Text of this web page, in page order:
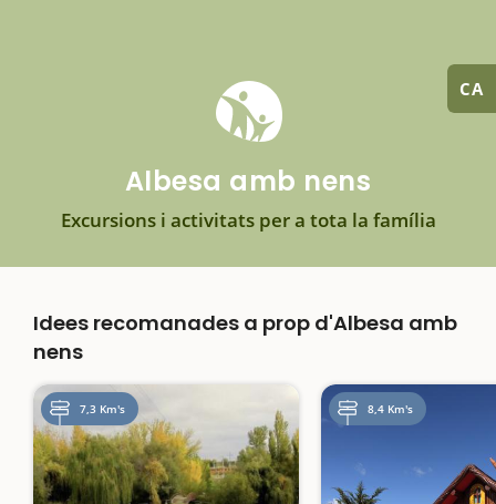
CA
Albesa amb nens
Excursions i activitats per a tota la família
Idees recomanades a prop d'Albesa amb
nens
7,3 Km's 8,4 Km's